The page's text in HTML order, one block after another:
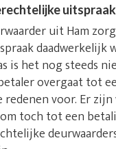
uitspraak
uit Ham
daadwerkelijk
is het nog steeds
overgaat tot
voor. Er
om toch tot een